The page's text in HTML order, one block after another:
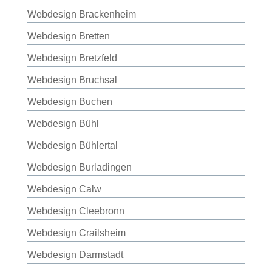
Webdesign Brackenheim
Webdesign Bretten
Webdesign Bretzfeld
Webdesign Bruchsal
Webdesign Buchen
Webdesign Bühl
Webdesign Bühlertal
Webdesign Burladingen
Webdesign Calw
Webdesign Cleebronn
Webdesign Crailsheim
Webdesign Darmstadt